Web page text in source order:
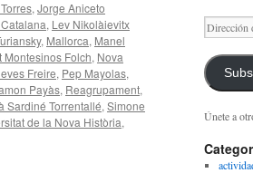
, Jorge Aniceto
, Lev Nikolàievitx
, Mallorca, Manel
Montesinos Folch, Nova
Freire, Pep Mayolas,
Payàs, Reagrupament,
Sardiné Torrentallé, Simone
de la Nova Història,
Dirección
de
correo
electrónico
Únete a